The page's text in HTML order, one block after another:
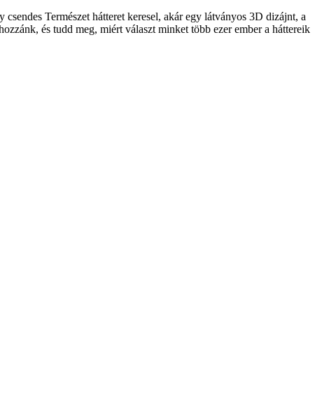
Természet hátteret keresel, akár egy látványos 3D dizájnt, a
és tudd meg, miért választ minket több ezer ember a háttereik